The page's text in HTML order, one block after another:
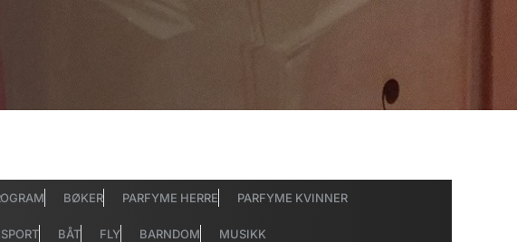
BØKER PARFYME HERRE PARFYME KVINNER
SPORT BÅT FLY BARNDOM MUSIKK